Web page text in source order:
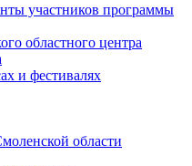
участников программы
областного центра
и фестивалях
области